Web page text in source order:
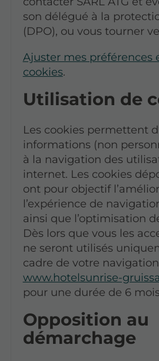
son délégué à la
(DPO), ou vous tourner
Ajuster mes préférences
cookies.
Utilisation de
Les cookies permettent
informations (non
à la navigation des
internet. Les cookies
ont pour objectif
l’expérience de
ainsi que l’optimisation
Dès lors que vous les
ne seront utilisés
cadre de votre
www.hotelsunrise-
pour une durée de 6
Opposition au
démarchage